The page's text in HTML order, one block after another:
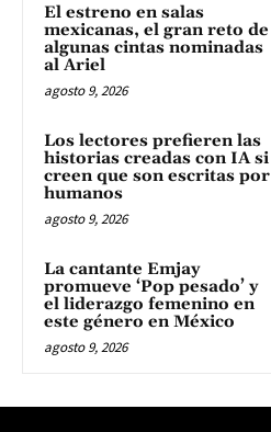
El estreno en salas
mexicanas, el gran reto de
algunas cintas nominadas
al Ariel
agosto 9, 2026
Los lectores prefieren las
historias creadas con IA si
creen que son escritas por
humanos
agosto 9, 2026
La cantante Emjay
promueve ‘Pop pesado’ y
el liderazgo femenino en
este género en México
agosto 9, 2026